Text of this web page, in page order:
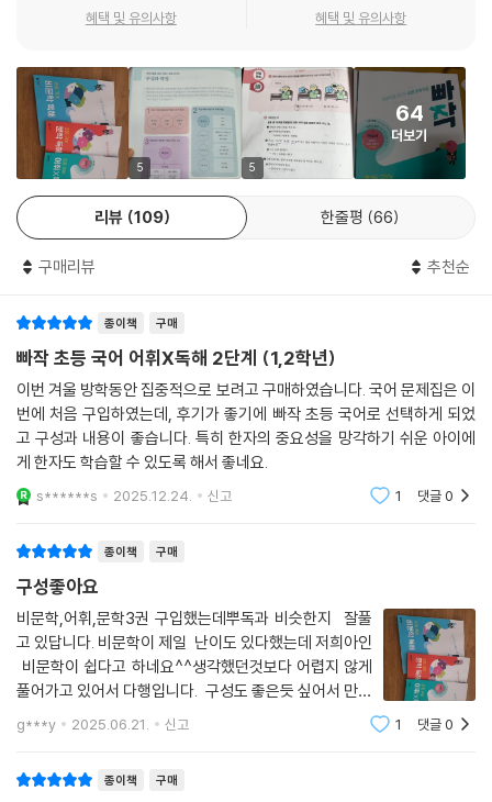
독해와 글쓰기의 기본, 어법 학습
초등 국어 교육과정에서 필수로 알아야 하는 어법을 수록하였습니다. 어법
을 [1. 이해]-[2. 확인]-[3. 적용]하는 훈련을 통해 글을 정확하고 바르게
읽고 쓰는 기본 실력을 탄탄하게 쌓을 수 있습니다.
혜택 및 유의사항 혜택 및 유의사항
5 5
64
더보기
리뷰 109 한줄평 66
구매리뷰 추천순
종이책 구매
빠작 초등 국어 어휘X독해 2단계 (1,2학년)
이번 겨울 방학동안 집중적으로 보려고 구매하였습니다. 국어 문제집은 이
번에 처음 구입하였는데, 후기가 좋기에 빠작 초등 국어로 선택하게 되었
고 구성과 내용이 좋습니다. 특히 한자의 중요성을 망각하기 쉬운 아이에
게 한자도 학습할 수 있도록 해서 좋네요.
s******s 2025.12.24. 신고 1 댓글0
종이책 구매
구성좋아요
비문학,어휘,문학3권 구입했는데뿌독과 비슷한지 잘풀
고 있답니다. 비문학이 제일 난이도 있다했는데 저희아인
비문학이 쉽다고 하네요^^생각했던것보다 어렵지 않게
풀어가고 있어서 다행입니다. 구성도 좋은듯 싶어서 만족
g***y 2025.06.21. 신고 1 댓글0
종이책 구매